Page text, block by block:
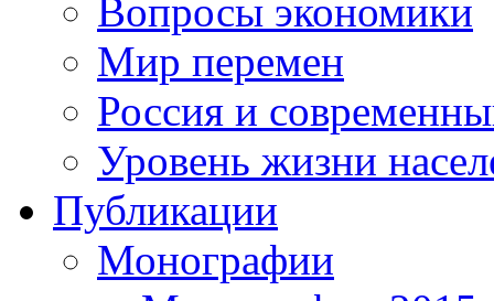
Вопросы экономики
Мир перемен
Россия и
Уровень жизни
Публикации
Монографии